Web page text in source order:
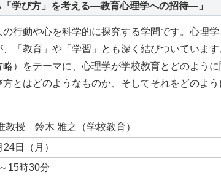
学び方」を考える―教育心理学への招待―」
行動や心を科学的に探究する学問です。心理
「教育」や「学習」とも深く結びついていま
）をテーマに、心理学が学校教育とどのよう
とはどのようなものか、そしてそれをどのよ
教授 鈴木 雅之（学校教育）
日（月）
15時30分